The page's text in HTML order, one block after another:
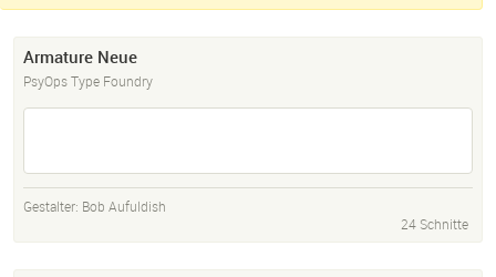
Armature Neue
PsyOps Type Foundry
Gestalter: Bob Aufuldish
24 Schnitte